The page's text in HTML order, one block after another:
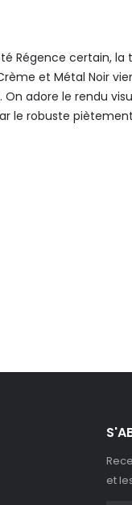
Régence certain, la
et Métal Noir
On adore le rendu
le robuste
et